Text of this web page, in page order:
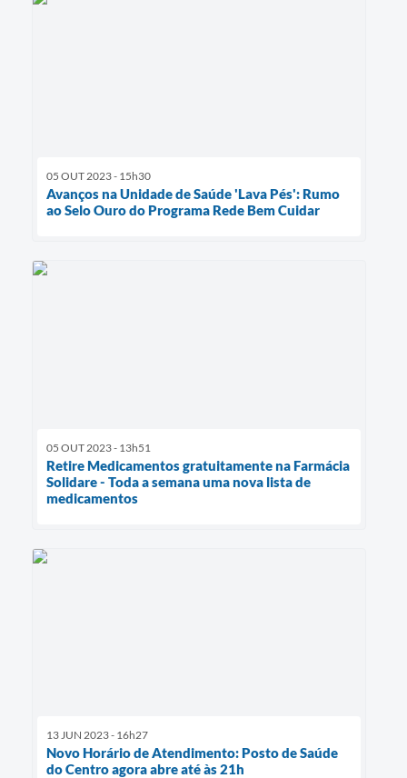
05 OUT 2023 - 15h30
Avanços na Unidade de Saúde 'Lava Pés': Rumo
ao Selo Ouro do Programa Rede Bem Cuidar
05 OUT 2023 - 13h51
Retire Medicamentos gratuitamente na Farmácia
Solidare - Toda a semana uma nova lista de
medicamentos
13 JUN 2023 - 16h27
Novo Horário de Atendimento: Posto de Saúde
do Centro agora abre até às 21h